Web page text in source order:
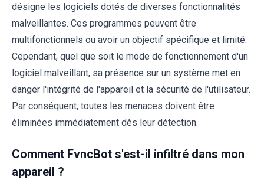
désigne les logiciels dotés de diverses fonctionnalités
malveillantes. Ces programmes peuvent être
multifonctionnels ou avoir un objectif spécifique et limité.
Cependant, quel que soit le mode de fonctionnement d'un
logiciel malveillant, sa présence sur un système met en
danger l'intégrité de l'appareil et la sécurité de l'utilisateur.
Par conséquent, toutes les menaces doivent être
éliminées immédiatement dès leur détection.
Comment FvncBot s'est-il infiltré dans mon
appareil ?